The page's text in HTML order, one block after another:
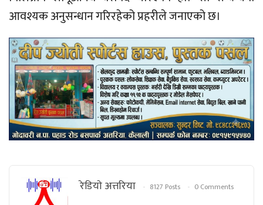
आवश्यक अनुसन्धान गरिरहेको प्रहरीले जनाएको छ।
रेडियाे अत्तरिया 8127 Posts 0 Comments